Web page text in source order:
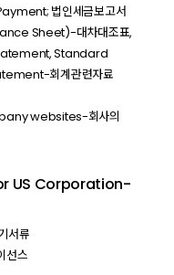
법인세금보고서
Sheet)-대차대조표,
Standard
회계관련자료
websites-회사의
US Corporation-
서류
선스